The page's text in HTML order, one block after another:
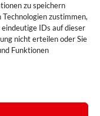
zu speichern
zustimmen,
IDs auf dieser
nicht erteilen oder Sie
Funktionen